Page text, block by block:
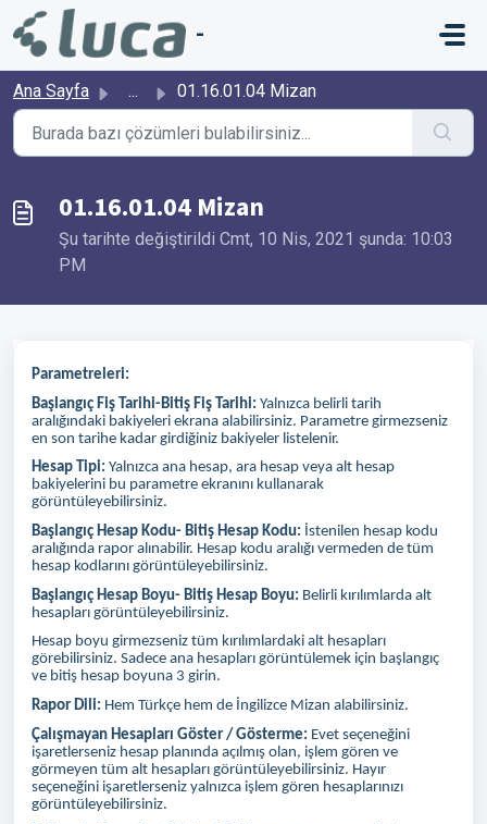
Ana içeriğe geç
-
Ana Sayfa ... 01.16.01.04 Mizan
01.16.01.04 Mizan
Şu tarihte değiştirildi Cmt, 10 Nis, 2021 şunda: 10:03
PM
Parametreleri:
Başlangıç Fiş Tarihi-Bitiş Fiş Tarihi: Yalnızca belirli tarih
aralığındaki bakiyeleri ekrana alabilirsiniz. Parametre girmezseniz
en son tarihe kadar girdiğiniz bakiyeler listelenir.
Hesap Tipi: Yalnızca ana hesap, ara hesap veya alt hesap
bakiyelerini bu parametre ekranını kullanarak
görüntüleyebilirsiniz.
Başlangıç Hesap Kodu- Bitiş Hesap Kodu: İstenilen hesap kodu
aralığında rapor alınabilir. Hesap kodu aralığı vermeden de tüm
hesap kodlarını görüntüleyebilirsiniz.
Başlangıç Hesap Boyu- Bitiş Hesap Boyu: Belirli kırılımlarda alt
hesapları görüntüleyebilirsiniz.
Hesap boyu girmezseniz tüm kırılımlardaki alt hesapları
görebilirsiniz. Sadece ana hesapları görüntülemek için başlangıç
ve bitiş hesap boyuna 3 girin.
Rapor Dili: Hem Türkçe hem de İngilizce Mizan alabilirsiniz.
Çalışmayan Hesapları Göster / Gösterme: Evet seçeneğini
işaretlerseniz hesap planında açılmış olan, işlem gören ve
görmeyen tüm alt hesapları görüntüleyebilirsiniz. Hayır
seçeneğini işaretlerseniz yalnızca işlem gören hesaplarınızı
görüntüleyebilirsiniz.